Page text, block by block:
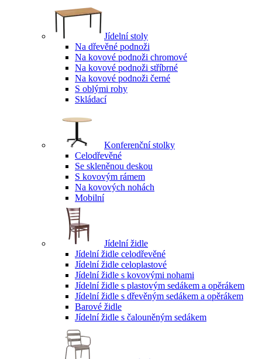
Jídelní stoly
Na dřevěné podnoži
Na kovové podnoži chromové
Na kovové podnoži stříbrné
Na kovové podnoži černé
S oblými rohy
Skládací
Konferenční stolky
Celodřevěné
Se skleněnou deskou
S kovovým rámem
Na kovových nohách
Mobilní
Jídelní židle
Jídelní židle celodřevěné
Jídelní židle celoplastové
Jídelní židle s kovovými nohami
Jídelní židle s plastovým sedákem a opěrákem
Jídelní židle s dřevěným sedákem a opěrákem
Barové židle
Jídelní židle s čalouněným sedákem